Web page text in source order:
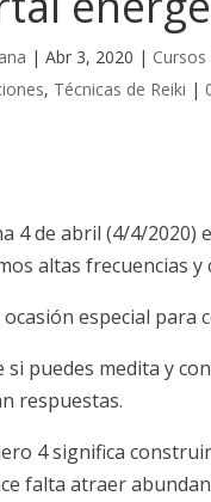
|Abr 3, 2020 |
, Técnicas de Reiki |
4 de abril (4/4/2020)
altas frecuencias y
ocasión especial
si puedes medita y
respuestas.
4 significa
falta atraer